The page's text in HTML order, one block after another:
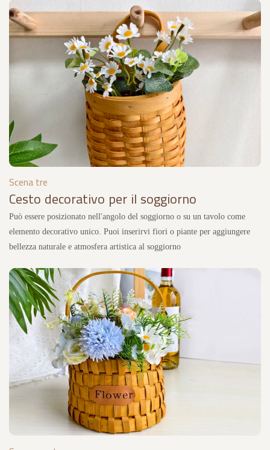
Scena tre
Cesto decorativo per il soggiorno
Può essere posizionato nell'angolo del soggiorno o su un tavolo come
elemento decorativo unico. Puoi inserirvi fiori o piante per aggiungere
bellezza naturale e atmosfera artistica al soggiorno